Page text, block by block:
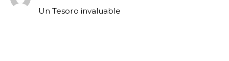
Un Tesoro invaluable